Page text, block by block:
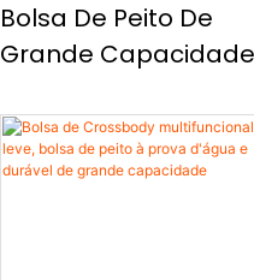
Bolsa De Peito De
Grande Capacidade
Resistente Ao
Desgaste, Bolsa